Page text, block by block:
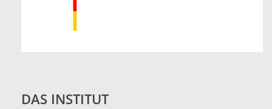
DAS INSTITUT